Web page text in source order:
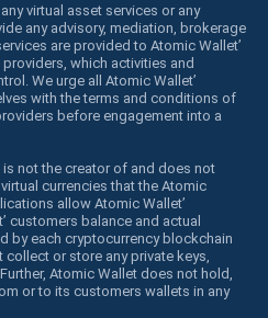
virtual asset services or any
any advisory, mediation, brokerage
are provided to Atomic Wallet’
which activities and
We urge all Atomic Wallet’
with the terms and conditions of
before engagement into a
not the creator of and does not
currencies that the Atomic
allow Atomic Wallet’
customers balance and actual
by each cryptocurrency blockchain
or store any private keys,
Atomic Wallet does not hold,
or to its customers wallets in any